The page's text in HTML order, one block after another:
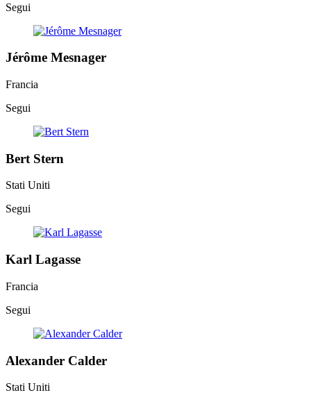
Segui
Jérôme Mesnager
Francia
Segui
Bert Stern
Stati Uniti
Segui
Karl Lagasse
Francia
Segui
Alexander Calder
Stati Uniti